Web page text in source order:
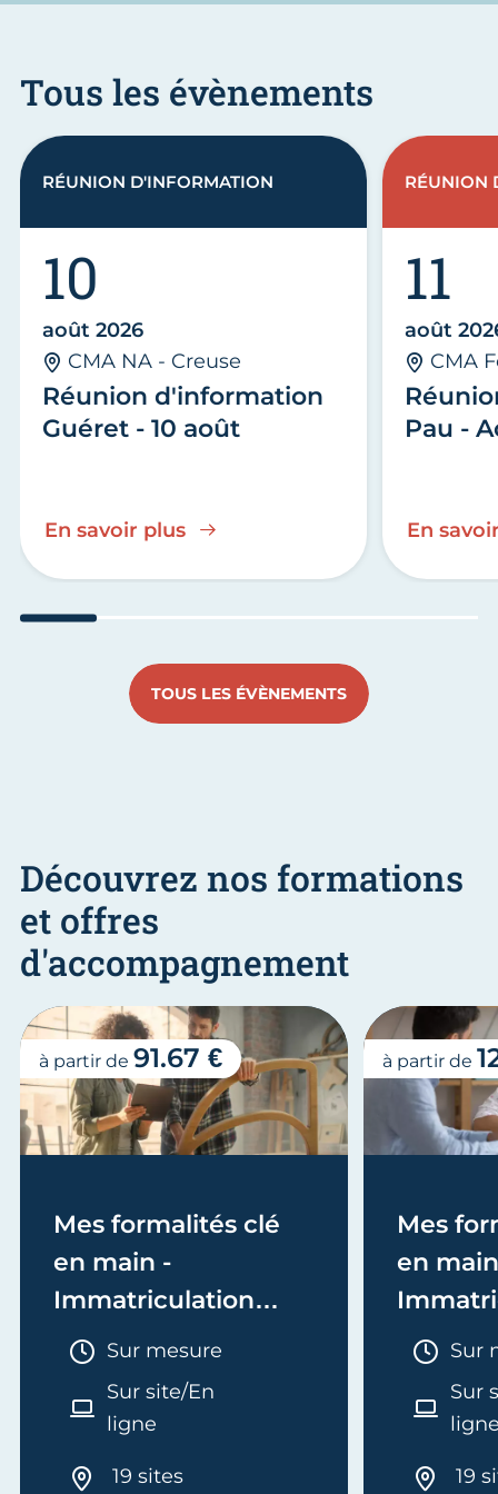
Tous les évènements
Réunion d'information
Guéret - 10 août
10
août 2026
CMA NA - Creuse
En savoir plus
RÉUNION D'INFORMATION
Pau -
11
août
CMA
En
RÉUNION
TOUS LES ÉVÈNEMENTS
Découvrez nos formations
et offres
d'accompagnement
Mes formalités clé
en main -
Immatriculation
(EI/Micro-entreprise
ou réel)
Durée :
Sur mesure
Sur site/En
ligne
19 sites
à partir de 91.67 €
Mes
en
Sur
Sur
19
à partir de